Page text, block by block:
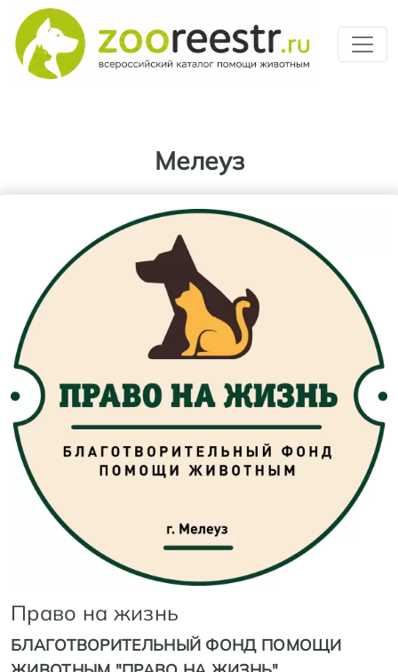
Мелеуз
Право на жизнь
БЛАГОТВОРИТЕЛЬНЫЙ ФОНД ПОМОЩИ